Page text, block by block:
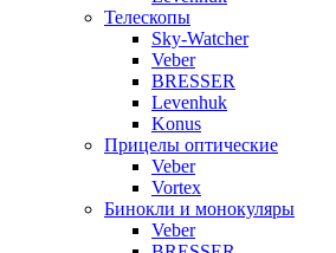
Телескопы
Sky-Watcher
Veber
BRESSER
Levenhuk
Konus
Прицелы оптические
Veber
Vortex
Бинокли и монокуляры
Veber